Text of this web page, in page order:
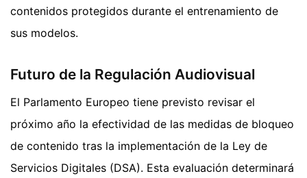
contenidos protegidos durante el entrenamiento de
sus modelos.
Futuro de la Regulación Audiovisual
El Parlamento Europeo tiene previsto revisar el
próximo año la efectividad de las medidas de bloqueo
de contenido tras la implementación de la Ley de
Servicios Digitales (DSA). Esta evaluación determinará